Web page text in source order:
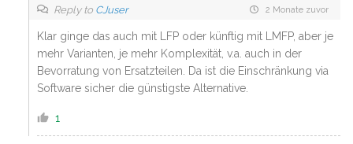
Reply to CJuser 2 Monate zuvor
Klar ginge das auch mit LFP oder künftig mit LMFP, aber je
mehr Varianten, je mehr Komplexität, v.a. auch in der
Bevorratung von Ersatzteilen. Da ist die Einschränkung via
Software sicher die günstigste Alternative.
1